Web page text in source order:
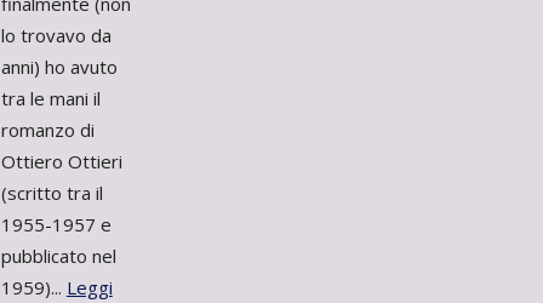
lo trovavo da
anni) ho avuto
tra le mani il
romanzo di
Ottiero Ottieri
(scritto tra il
1955-1957 e
pubblicato nel
1959)... Leggi